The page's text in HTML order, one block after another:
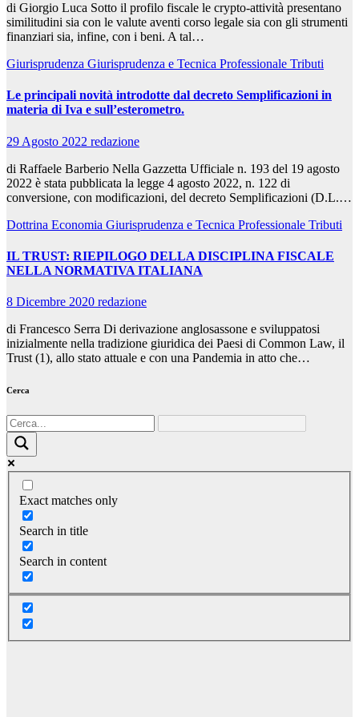
di Giorgio Luca Sotto il profilo fiscale le crypto-attività presentano
similitudini sia con le valute aventi corso legale sia con gli strumenti
finanziari sia, infine, con i beni. A tal…
Giurisprudenza Giurisprudenza e Tecnica Professionale Tributi
Le principali novità introdotte dal decreto Semplificazioni in
materia di Iva e sull’esterometro.
29 Agosto 2022 redazione
di Raffaele Barberio Nella Gazzetta Ufficiale n. 193 del 19 agosto
2022 è stata pubblicata la legge 4 agosto 2022, n. 122 di
conversione, con modificazioni, del decreto Semplificazioni (D.L.…
Dottrina Economia Giurisprudenza e Tecnica Professionale Tributi
IL TRUST: RIEPILOGO DELLA DISCIPLINA FISCALE
NELLA NORMATIVA ITALIANA
8 Dicembre 2020 redazione
di Francesco Serra Di derivazione anglosassone e sviluppatosi
inizialmente nella tradizione giuridica dei Paesi di Common Law, il
Trust (1), allo stato attuale e con una Pandemia in atto che…
Cerca
Exact matches only
Search in title
Search in content